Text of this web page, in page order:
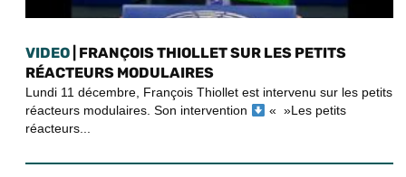
VIDEO | FRANÇOIS THIOLLET SUR LES PETITS
RÉACTEURS MODULAIRES
Lundi 11 décembre, François Thiollet est intervenu sur les petits
réacteurs modulaires. Son intervention
« »Les petits
réacteurs...